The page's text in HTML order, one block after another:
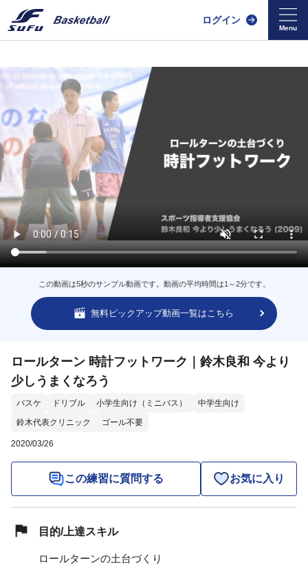
ログイン
この動画は5秒のサンプル動画です。動画の平均時間は1～2分です。
無料ピックアップ動画一覧はこちら
ロールターン 時計フットワーク｜鈴木良和 今より
少しうまくなろう
バスケ ドリブル 小学生向け（ミニバス）
中学生向け
鈴木代表クリニック
ゴール不要
2020/03/26
この練習に質問する お気に入り
目的/上達スキル
ロールターンの土台づくり